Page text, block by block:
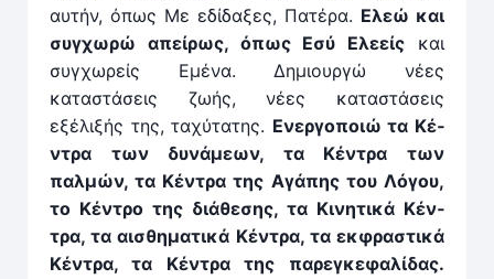
αυτήν, όπως Με εδίδαξες, Πατέρα. Ελεώ και
συγχωρώ απείρως, όπως Εσύ Ελεείς και
συγχωρείς Εμένα. Δη­μιουρ­γώ νέες
καταστάσεις ζωής, νέες καταστάσεις
εξέλιξής της, τα­χύτατης. Ενεργοποιώ τα Κέ­
ν­τρα των δυνάμεων, τα ­Κέντρα των
παλμών, τα Κέν­τρα της Αγάπης του ­Λό­γου,
το Κέν­τρο της διάθεσης, τα Κινητικά Κέν­
τρα, τα αισθηματικά Κέν­τρα, τα εκφραστικά
Κέν­τρα, τα ­Κέντρα της παρεγκεφαλίδας.